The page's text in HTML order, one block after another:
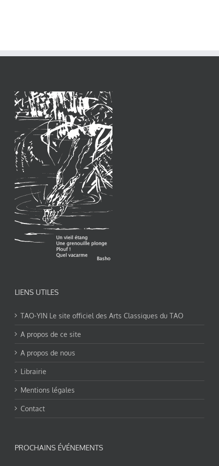
LIENS UTILES
TAO-YIN Le site officiel des Arts Classiques du TAO
A propos de ce site
A propos de nous
Librairie
Mentions légales
Contact
PROCHAINS ÉVÉNEMENTS